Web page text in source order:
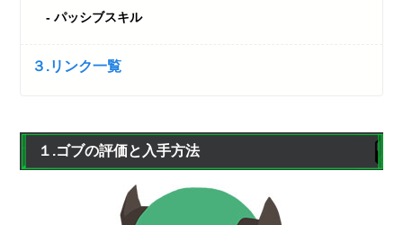
パッシブスキル
３.リンク一覧
１.ゴブの評価と入手方法